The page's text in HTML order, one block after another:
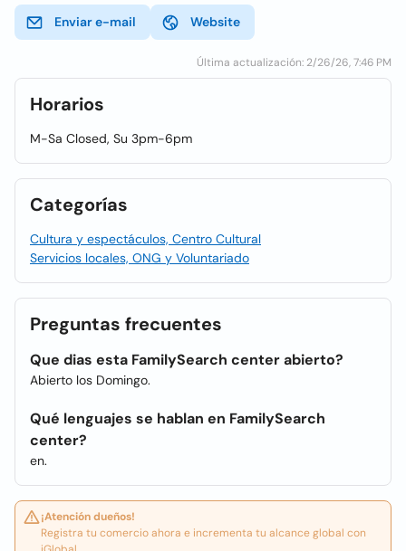
Enviar e-mail Website
Última actualización: 2/26/26, 7:46 PM
Horarios
M-Sa Closed, Su 3pm-6pm
Categorías
Cultura y espectáculos, Centro Cultural
Servicios locales, ONG y Voluntariado
Preguntas frecuentes
Que dias esta FamilySearch center abierto?
Abierto los Domingo.
Qué lenguajes se hablan en FamilySearch
center?
en.
¡Atención dueños!
Registra tu comercio ahora e incrementa tu alcance global con